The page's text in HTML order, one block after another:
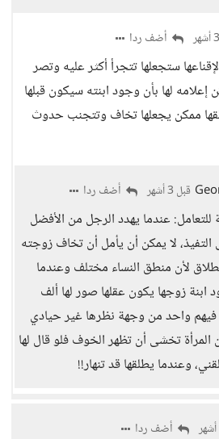
أضف ردا
ستجعلها تتجرأ أكثر عليه وتصر
لها بأن وجود ابنته سيكون قبلها
ممكن يجعلها تخاف وتتجنب حدوث
قبل 3 أشهر أضف ردا
للتعامل: عندما يهدد الرجل من الأفضل
لا يمكن أن يأمل أن تخاف زوجته
لأن منطق النساء مختلف وعندما
ابنة زوجها يكون عقلها صور لها ألف
واحد من وجهة نظرها غير حيادي
المرأة تخشى أن تظهر الخوف فلو قال لها
وعندما يطلقها قد تنهار!!
أضف ردا